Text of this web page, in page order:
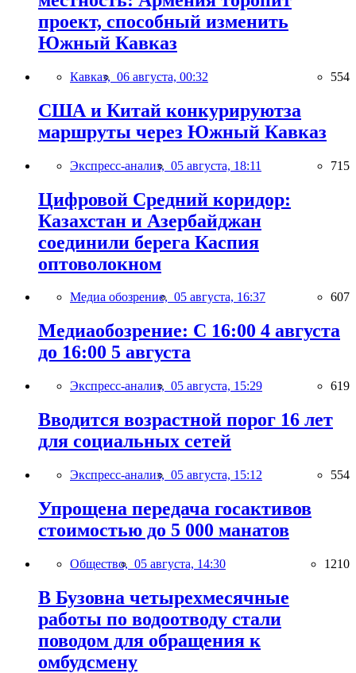
проект, способный изменить
Южный Кавказ
Кавказ, 06 августа, 00:32 554
США и Китай конкурируютза
маршруты через Южный Кавказ
Экспресс-анализ, 05 августа, 18:11 715
Цифровой Средний коридор:
Казахстан и Азербайджан
соединили берега Каспия
оптоволокном
Медиа обозрение, 05 августа, 16:37 607
Медиаобозрение: С 16:00 4 августа
до 16:00 5 августа
Экспресс-анализ, 05 августа, 15:29 619
Вводится возрастной порог 16 лет
для социальных сетей
Экспресс-анализ, 05 августа, 15:12 554
Упрощена передача госактивов
стоимостью до 5 000 манатов
Общество, 05 августа, 14:30 1210
В Бузовна четырехмесячные
работы по водоотводу стали
поводом для обращения к
омбудсмену